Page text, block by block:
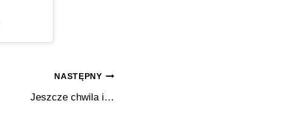
NASTĘPNY
Jeszcze chwila i…